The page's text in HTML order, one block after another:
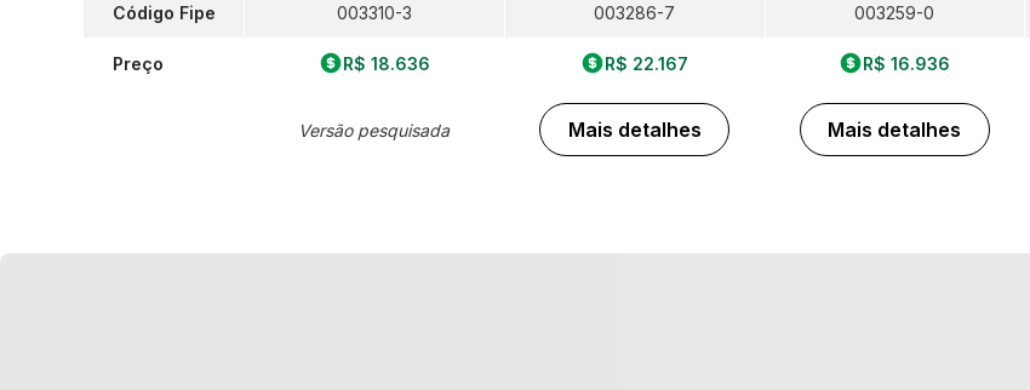
Código Fipe
Preço
003310-3
R$ 18.636
Versão pesquisada
003286-7
R$ 22.167
Mais detalhes
003259-0
R$ 16.936
Mais detalhes